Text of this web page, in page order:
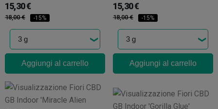
15,30 €
18,00 € -15%
Aggiungi al carrello
15,30 €
18,00 € -15%
Aggiungi al carrello